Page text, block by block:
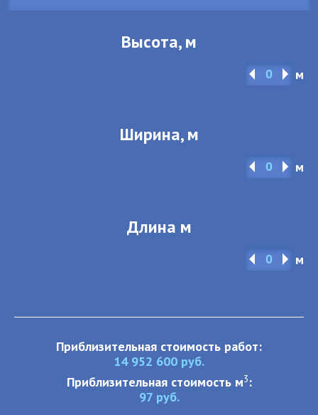
Высота, м
м
Ширина, м
м
Длина м
м
Приблизительная стоимость работ:
14 952 600 руб.
Приблизительная стоимость м3:
97руб.